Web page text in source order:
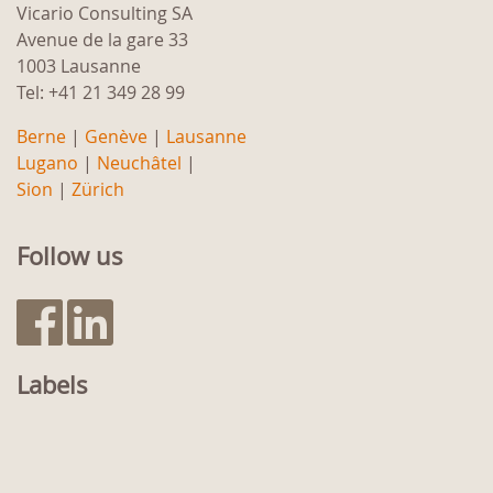
Vicario Consulting SA
Avenue de la gare 33
1003 Lausanne
Tel: +41 21 349 28 99
Berne | Genève | Lausanne
Lugano | Neuchâtel |
Sion | Zürich
Follow us
Labels